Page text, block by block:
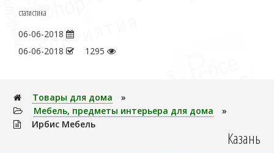
статистика
06-06-2018
06-06-2018
1295
Товары для дома
»
Мебель, предметы интерьера для дома
»
Ирбис Мебель
Казань